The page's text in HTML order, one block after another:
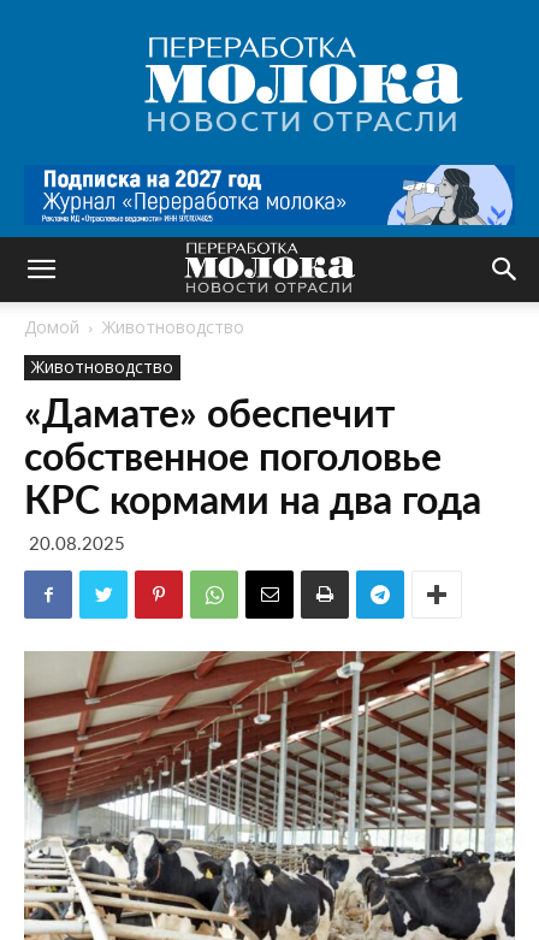
Переработка
молока
|
Новости
Домой
Животноводство
Животноводство
«Дамате» обеспечит
собственное поголовье
КРС кормами на два года
20.08.2025